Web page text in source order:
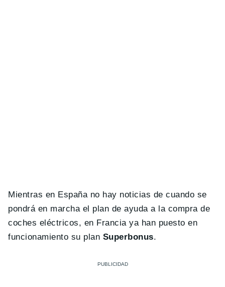
Mientras en España no hay noticias de cuando se
pondrá en marcha el plan de ayuda a la compra de
coches eléctricos, en Francia ya han puesto en
funcionamiento su plan Superbonus.